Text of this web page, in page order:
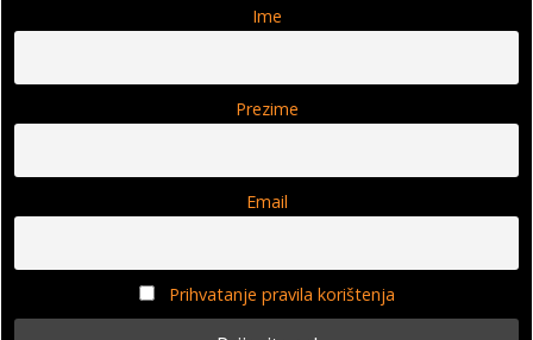
Ime
Prezime
Email
Prihvatanje pravila korištenja